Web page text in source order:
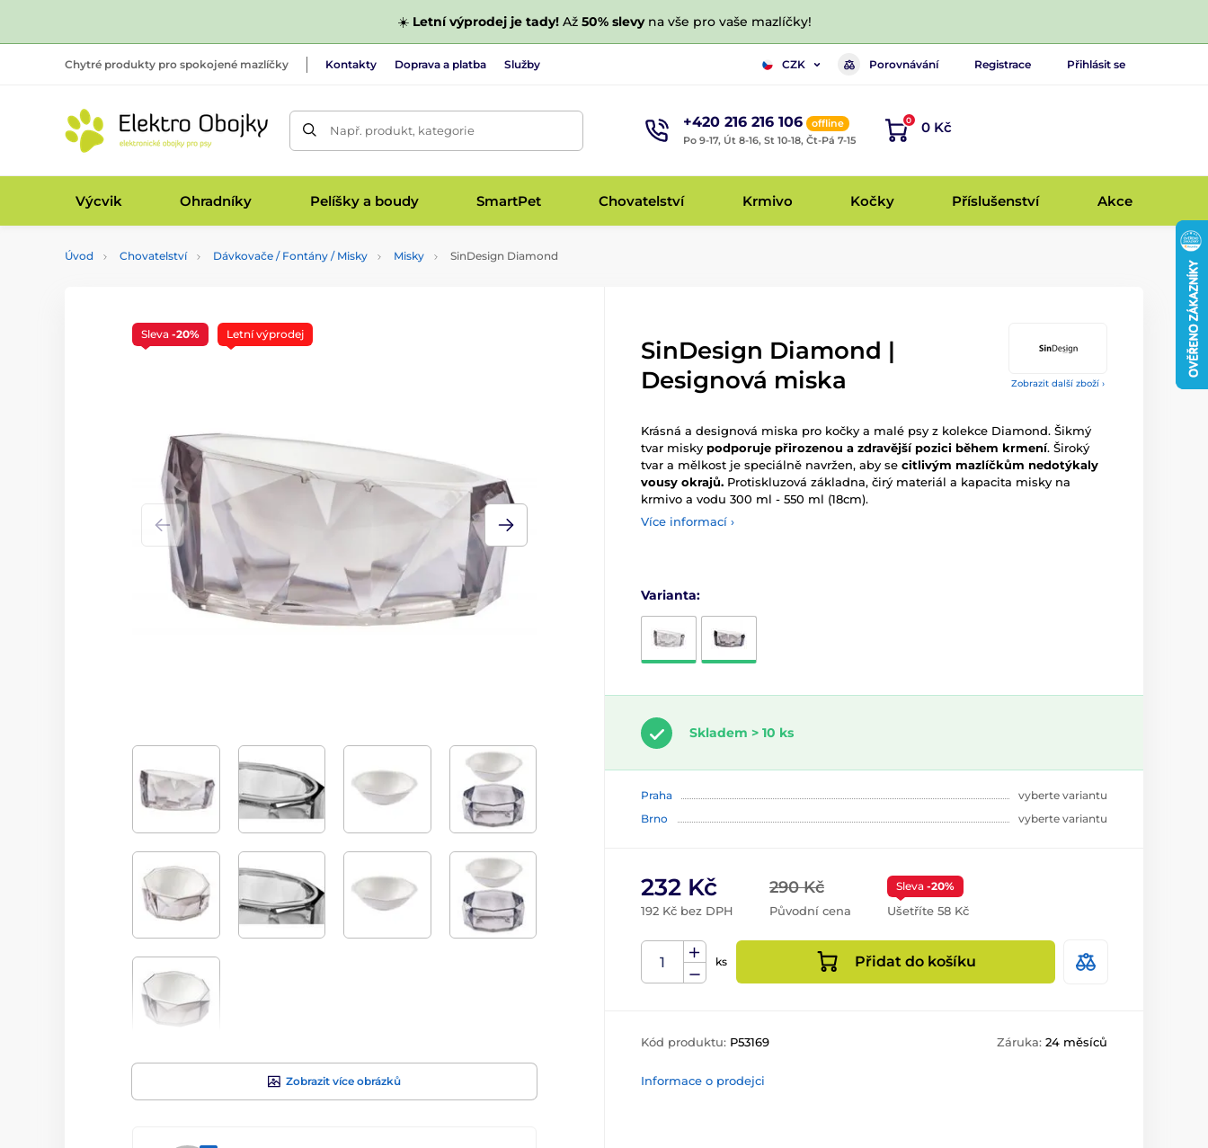
☀️ Letní výprodej je tady!Až 50% slevyna vše pro vaše mazlíčky!
Chytré produkty pro spokojené mazlíčky Kontakty Doprava a platba Služby CZK Porovnávání Registrace Přihlásit se
Např. produkt, kategorie +420 216 216 106
offline
Po 9-17, Út 8-16, St 10-18, Čt-Pá 7-15
0 0 Kč
Výcvik Ohradníky Pelíšky a boudy SmartPet Chovatelství Krmivo Kočky Příslušenství Akce
Úvod Chovatelství Dávkovače / Fontány / Misky Misky SinDesign Diamond
Zobrazit další zboží ›
Zobrazit více obrázků
Sleva -20% Letní výprodej
SinDesign Diamond |
Designová miska
Krásná a designová miska pro kočky a malé psy z kolekce Diamond. Šikmý
tvar misky podporuje přirozenou a zdravější pozici během krmení. Široký
tvar a mělkost je speciálně navržen, aby se citlivým mazlíčkům nedotýkaly
vousy okrajů. Protiskluzová základna, čirý materiál a kapacita misky na
krmivo a vodu 300 ml - 550 ml (18cm).
Více informací ›
Varianta:
Skladem > 10 ks
Praha
vyberte variantu
Brno
vyberte variantu
290 Kč
Původní cena
232 Kč
192 Kč bez DPH
Sleva -20%
Ušetříte 58 Kč
ks Přidat do košíku
Kód produktu: P53169 Záruka: 24 měsíců
Informace o prodejci